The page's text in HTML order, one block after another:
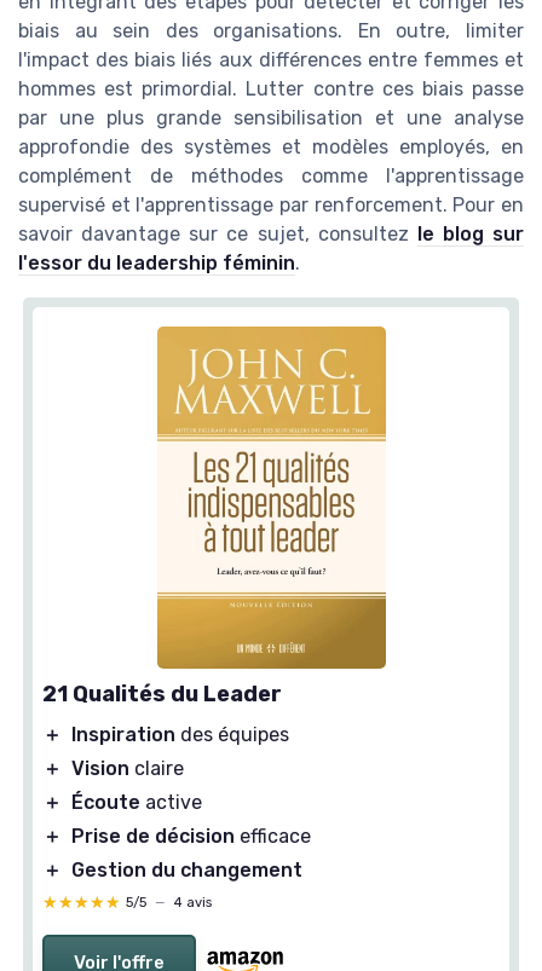
biais au sein des organisations. En outre, limiter
l'impact des biais liés aux différences entre femmes et
hommes est primordial. Lutter contre ces biais passe
par une plus grande sensibilisation et une analyse
approfondie des systèmes et modèles employés, en
complément de méthodes comme l'apprentissage
supervisé et l'apprentissage par renforcement. Pour en
savoir davantage sur ce sujet, consultez le blog sur
l'essor du leadership féminin.
21 Qualités du Leader
＋ Inspiration des équipes
＋ Vision claire
＋
Écoute active
＋
Prise de décision efficace
＋
Gestion du changement
★★★★★
★★★★★ 5/5 — 4 avis
Voir l'offre